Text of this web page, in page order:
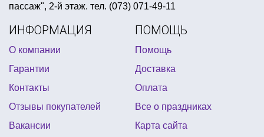
трафареты для окон на новый год
аксессуары в стиле диско
украшения для мексиканской вечеринки
шары хэллоуин
подарки на последний звонок
картина на хэллоуин
маски зомби купить
костюм принцессы для детей
вечеринка в стиле гламур
пассаж", 2-й этаж. тел. (073) 071-49-11
ИНФОРМАЦИЯ
О компании
Гарантии
Контакты
Отзывы покупателей
Вакансии
ПОМОЩЬ
Помощь
Доставка
Оплата
Все о праздниках
Карта сайта